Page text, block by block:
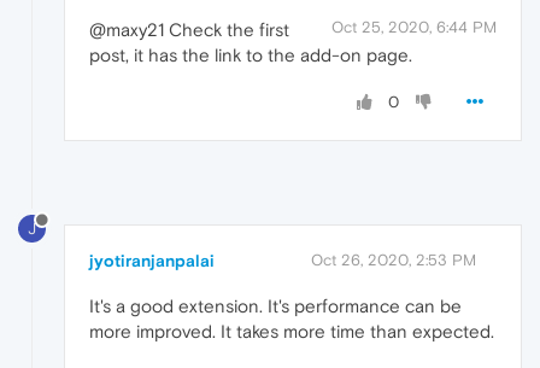
Oct 25, 2020, 6:44 PM
@maxy21 Check the first
post, it has the link to the add-on page.
0
J
jyotiranjanpalai Oct 26, 2020, 2:53 PM
It's a good extension. It's performance can be
more improved. It takes more time than expected.